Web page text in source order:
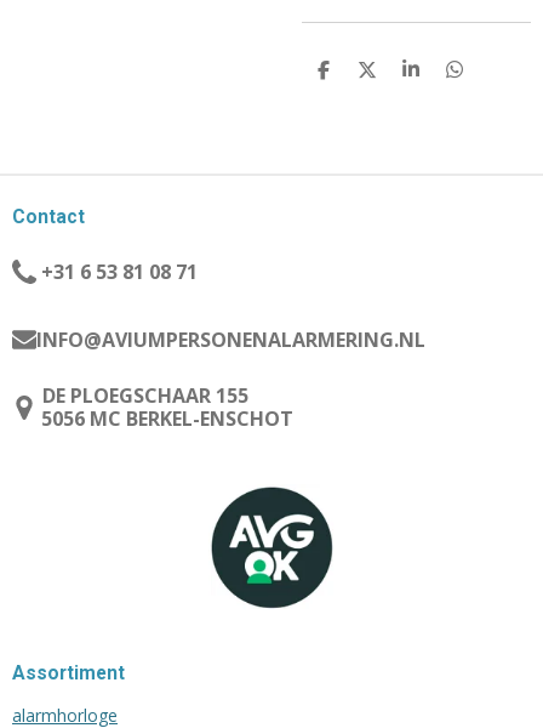
D
D
S
D
Contact
+31 6 53 81 08 71
INFO@AVIUMPERSONENALARMERING.NL
DE PLOEGSCHAAR 155
5056 MC BERKEL-ENSCHOT
Assortiment
alarmhorloge